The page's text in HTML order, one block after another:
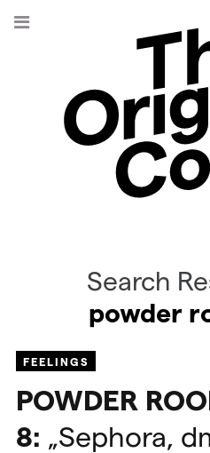
Search
powder
FEELINGS
POWDER
8: „Sephora,